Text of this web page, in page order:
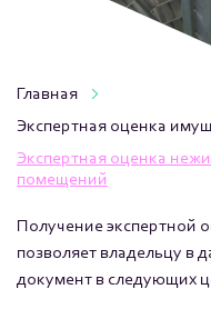
Главная
Экспертная оценка
Экспертная оценка
помещений
Получение экспертной
позволяет владельцу в
документ в следующих